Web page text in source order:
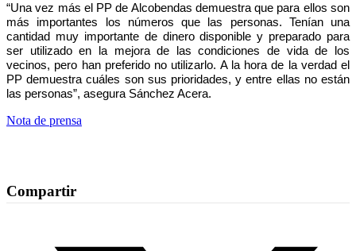
“Una vez más el PP de Alcobendas demuestra que para ellos son
más importantes los números que las personas. Tenían una
cantidad muy importante de dinero disponible y preparado para
ser utilizado en la mejora de las condiciones de vida de los
vecinos, pero han preferido no utilizarlo. A la hora de la verdad el
PP demuestra cuáles son sus prioridades, y entre ellas no están
las personas”, asegura Sánchez Acera.
Nota de prensa
Compartir